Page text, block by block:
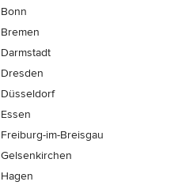
Bonn
Bremen
Darmstadt
Dresden
Düsseldorf
Essen
Freiburg-im-Breisgau
Gelsenkirchen
Hagen